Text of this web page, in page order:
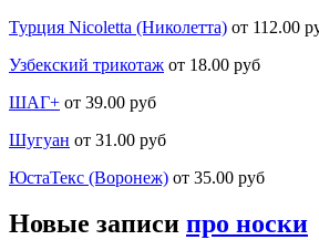
Турция Nicoletta (Николетта) от 112.00
Узбекский трикотаж от 18.00 руб
ШАГ+ от 39.00 руб
Шугуан от 31.00 руб
ЮстаТекс (Воронеж) от 35.00 руб
Новые записи про носки